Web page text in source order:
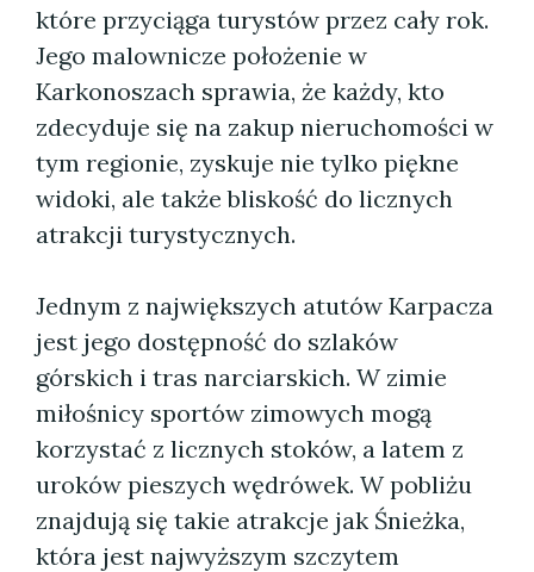
które przyciąga turystów przez cały rok.
Jego malownicze położenie w
Karkonoszach sprawia, że każdy, kto
zdecyduje się na zakup nieruchomości w
tym regionie, zyskuje nie tylko piękne
widoki, ale także bliskość do licznych
atrakcji turystycznych.
Jednym z największych atutów Karpacza
jest jego dostępność do szlaków
górskich i tras narciarskich. W zimie
miłośnicy sportów zimowych mogą
korzystać z licznych stoków, a latem z
uroków pieszych wędrówek. W pobliżu
znajdują się takie atrakcje jak Śnieżka,
która jest najwyższym szczytem